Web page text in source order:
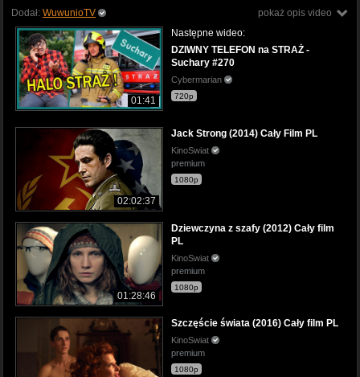
pokaż opis video
Dodał: WuwunioTV
01:41
Następne wideo:
DZIWNY TELEFON na STRAŻ -
Suchary #270
Cybermarian
720p
02:02:37
Jack Strong (2014) Cały Film PL
KinoSwiat
premium
1080p
01:28:46
Dziewczyna z szafy (2012) Cały film
PL
KinoSwiat
premium
1080p
Szczęście świata (2016) Cały film PL
KinoSwiat
premium
1080p